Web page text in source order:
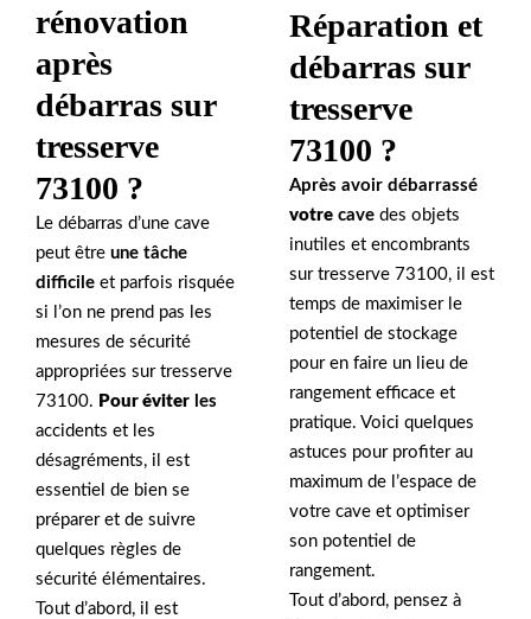
rénovation
après
débarras sur
tresserve
73100 ?
Le débarras d’une cave
peut être une tâche
difficile et parfois risquée
si l’on ne prend pas les
mesures de sécurité
appropriées sur tresserve
73100. Pour éviter les
accidents et les
désagréments, il est
essentiel de bien se
préparer et de suivre
quelques règles de
sécurité élémentaires.
Tout d’abord, il est
Réparation et
débarras sur
tresserve
73100 ?
Après avoir débarrassé
votre cave des objets
inutiles et encombrants
sur tresserve 73100, il est
temps de maximiser le
potentiel de stockage
pour en faire un lieu de
rangement efficace et
pratique. Voici quelques
astuces pour profiter au
maximum de l’espace de
votre cave et optimiser
son potentiel de
rangement.
Tout d’abord, pensez à